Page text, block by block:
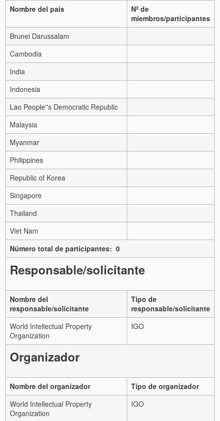
Nombre del país
Nº de
miembros/participantes
Brunei Darussalam
Cambodia
India
Indonesia
Lao People''s Democratic Republic
Malaysia
Myanmar
Philippines
Republic of Korea
Singapore
Thailand
Viet Nam
Número total de participantes: 0
Responsable/solicitante
Nombre del
responsable/solicitante
Tipo de
responsable/solicitante
World Intellectual Property
Organization
IGO
Organizador
Nombre del organizador
Tipo de organizador
World Intellectual Property
Organization
IGO